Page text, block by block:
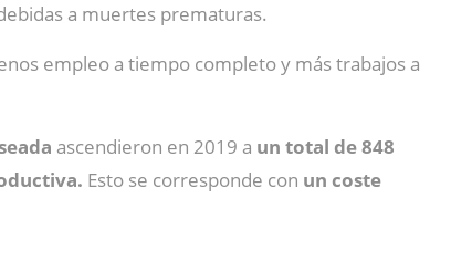
a muertes prematuras.
empleo a tiempo completo y más trabajos a
ascendieron en 2019 a un total de 848
Esto se corresponde con un coste